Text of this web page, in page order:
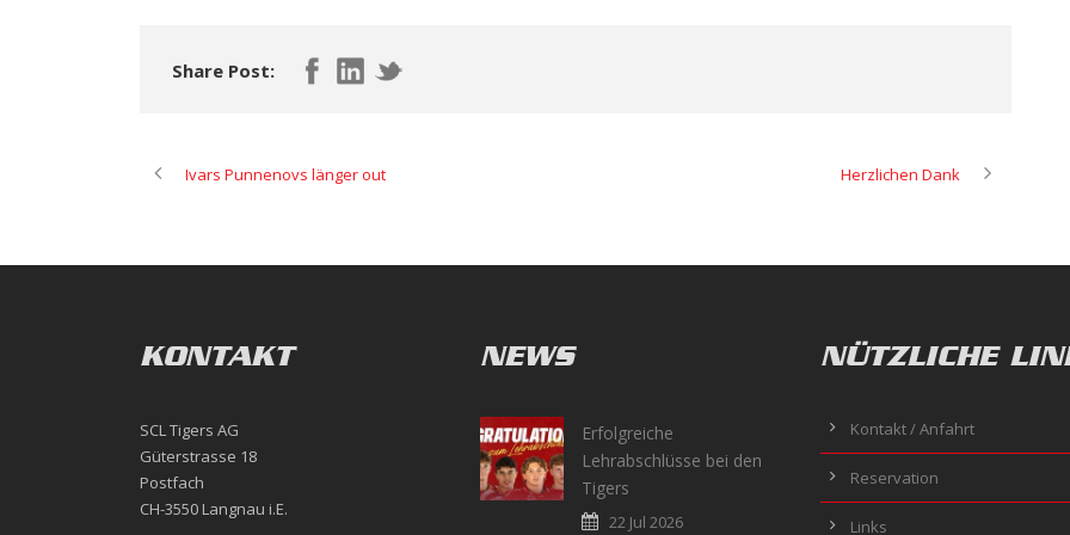
Share Post:
Ivars Punnenovs länger out Herzlichen Dank
KONTAKT
SCL Tigers AG
Güterstrasse 18
Postfach
CH-3550 Langnau i.E.
NEWS
Erfolgreiche
Lehrabschlüsse bei den
Tigers
22 Jul 2026
NÜTZLICHE
Kontakt / Anfahrt
Reservation
Links